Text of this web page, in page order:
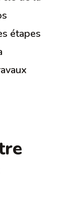
étapes